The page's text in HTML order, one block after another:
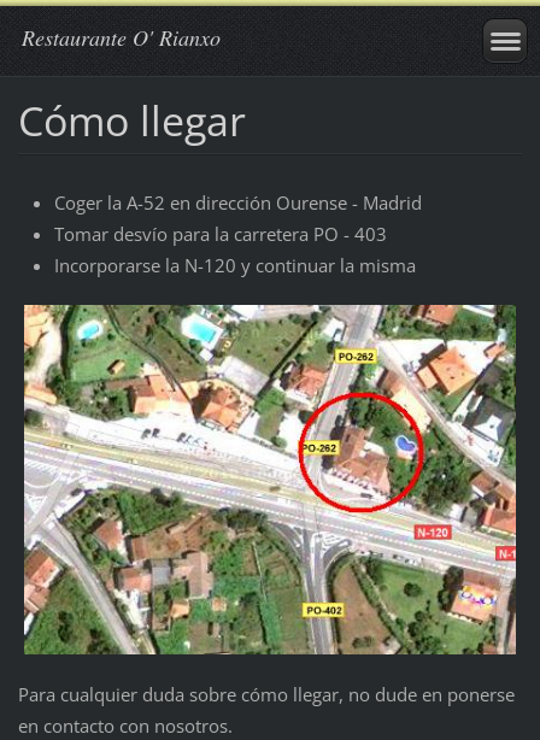
Restaurante O' Rianxo
Cómo llegar
Coger la A-52 en dirección Ourense - Madrid
Tomar desvío para la carretera PO - 403
Incorporarse la N-120 y continuar la misma
Para cualquier duda sobre cómo llegar, no dude en ponerse
en contacto con nosotros.